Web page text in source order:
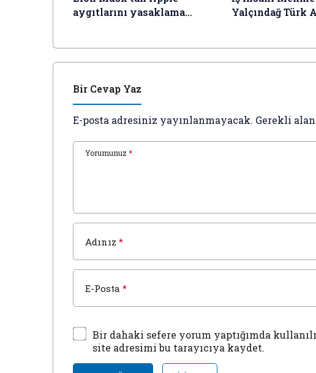
aygıtlarını yasaklama
Yalçındağ Türk
Bir Cevap Yaz
E-posta adresiniz yayınlanmayacak. Gerekli
Yorumunuz *
Adınız *
E-Posta *
Bir dahaki sefere yorum yaptığımda
site adresimi bu tarayıcıya kaydet.